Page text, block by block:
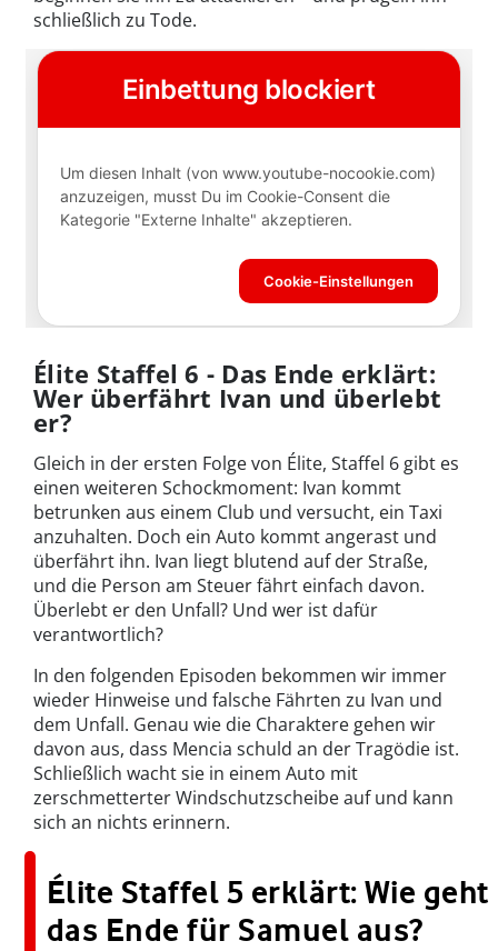
schließlich zu Tode.
Élite Staffel 6 - Das Ende erklärt:
Wer überfährt Ivan und überlebt
er?
Gleich in der ersten Folge von Élite, Staffel 6 gibt es
einen weiteren Schockmoment: Ivan kommt
betrunken aus einem Club und versucht, ein Taxi
anzuhalten. Doch ein Auto kommt angerast und
überfährt ihn. Ivan liegt blutend auf der Straße,
und die Person am Steuer fährt einfach davon.
Überlebt er den Unfall? Und wer ist dafür
verantwortlich?
In den folgenden Episoden bekommen wir immer
wieder Hinweise und falsche Fährten zu Ivan und
dem Unfall. Genau wie die Charaktere gehen wir
davon aus, dass Mencia schuld an der Tragödie ist.
Schließlich wacht sie in einem Auto mit
zerschmetterter Windschutzscheibe auf und kann
sich an nichts erinnern.
Élite Staffel 5 erklärt: Wie geht
das Ende für Samuel aus?